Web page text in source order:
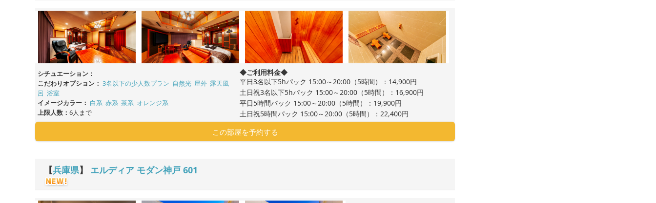
シチュエーション：
こだわりオプション： 3名以下の少人数プラン 自然光 屋外 露天風
呂 浴室
イメージカラー： 白系 赤系 茶系 オレンジ系
上限人数： 6人まで
◆ご利用料金◆
平日3名以下5hパック 15:00～20:00（5時間）：14,900円
土日祝3名以下5hパック 15:00～20:00（5時間）：16,900円
平日5時間パック 15:00～20:00（5時間）：19,900円
土日祝5時間パック 15:00～20:00（5時間）：22,400円
この部屋を予約する
【兵庫県】 エルディア モダン神戸 601